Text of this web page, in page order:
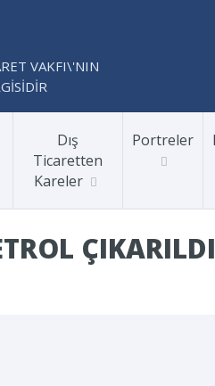
VAKFI\'NIN
Dış
Ticaretten
Kareler
Portreler